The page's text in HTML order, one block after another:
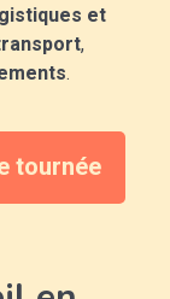
et
,
.
tournée